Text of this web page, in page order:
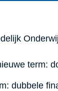
term:
dubbele